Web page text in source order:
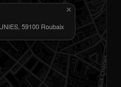
59100 Roubaix
×